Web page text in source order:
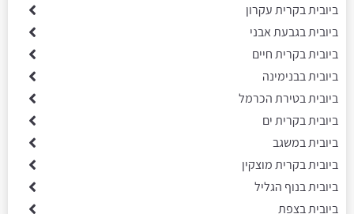
ביובית בקרית עקרון
ביובית בגבעת אבני
ביובית בקרית חיים
ביובית בבנימינה
ביובית בטירת הכרמל
ביובית בקרית ים
ביובית במשגב
ביובית בקרית מוצקין
ביובית בנוף הגליל
ביובית בצפת